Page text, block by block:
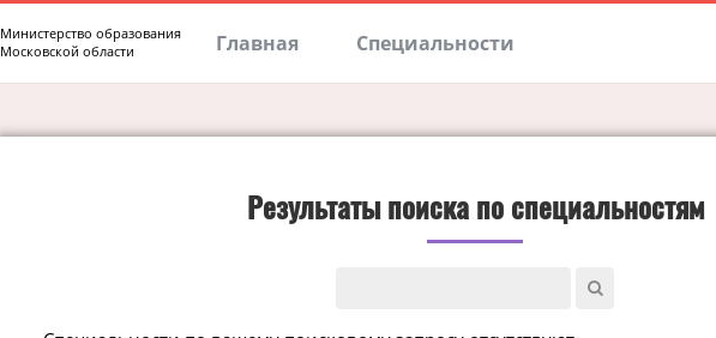
Министерство образования
Московской области
Главная Специальности
Результаты поиска по специальностям